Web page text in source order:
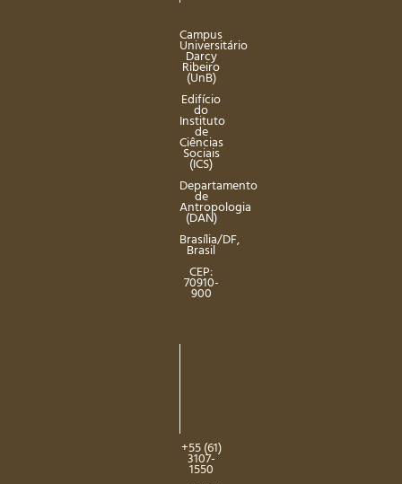
Campus
Universitário
Darcy
Ribeiro
(UnB)
Edifício
do
Instituto
de
Ciências
Sociais
(ICS)
Departamento
de
Antropologia
(DAN)
Brasília/DF,
Brasil
CEP:
70910-
900
+55 (61)
3107-
1550